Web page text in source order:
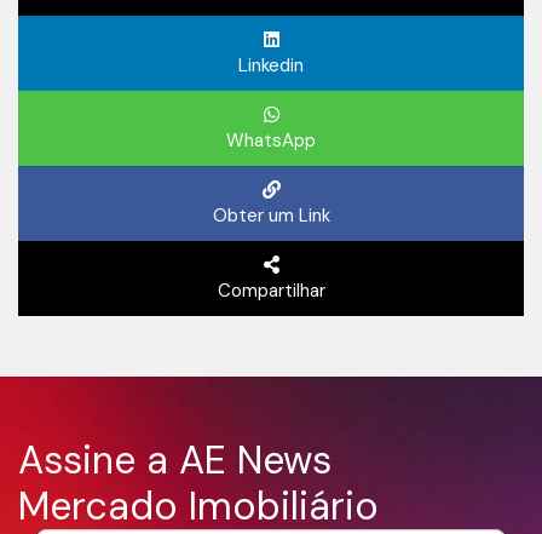
Linkedin
WhatsApp
Obter um Link
Compartilhar
Assine a AE News
Mercado Imobiliário